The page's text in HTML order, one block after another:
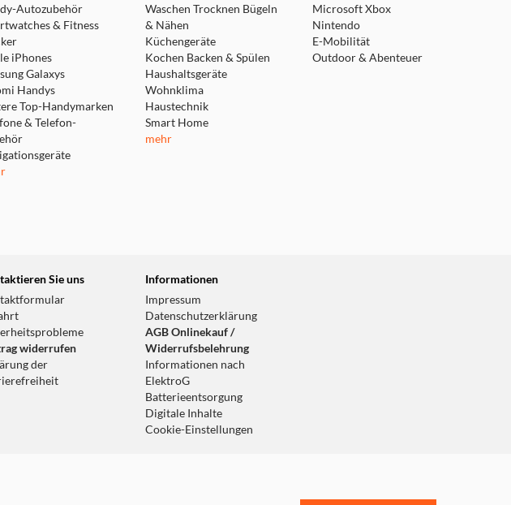
Autozubehör
& Fitness
iPhones
Galaxys
Handys
Top-Handymarken
& Telefon-
Waschen Trocknen Bügeln
& Nähen
Küchengeräte
Kochen Backen & Spülen
Haushaltsgeräte
Wohnklima
Haustechnik
Smart Home
mehr
Microsoft Xbox
Nintendo
E-Mobilität
Outdoor & Abenteuer
Sie uns
widerrufen
der
Informationen
Impressum
Datenschutzerklärung
AGB Onlinekauf /
Widerrufsbelehrung
Informationen nach
ElektroG
Batterieentsorgung
Digitale Inhalte
Cookie-Einstellungen